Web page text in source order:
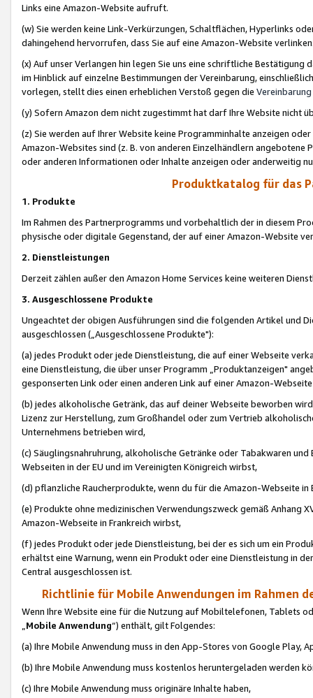
Links eine Amazon-Website aufruft.
(w) Sie werden keine Link-Verkürzungen, Schaltflächen, Hyperlinks
dahingehend hervorrufen, dass Sie auf eine Amazon-Website
(x) Auf unser Verlangen hin legen Sie uns eine schriftliche
im Hinblick auf einzelne Bestimmungen der Vereinbarung,
vorlegen, stellt dies einen erheblichen Verstoß gegen die Vereinbarung
(y) Sofern Amazon dem nicht zugestimmt hat darf Ihre Website nicht
(z) Sie werden auf Ihrer Website keine Programminhalte anzeigen
Amazon-Websites sind (z. B. von anderen Einzelhändlern
oder anderen Informationen oder Inhalte anzeigen oder anderweitig
Produktkatalog für das
1. Produkte
Im Rahmen des Partnerprogramms und vorbehaltlich der in diesem
physische oder digitale Gegenstand, der auf einer Amazon-Website
2. Dienstleistungen
Derzeit zählen außer den Amazon Home Services keine weiteren
3. Ausgeschlossene Produkte
Ungeachtet der obigen Ausführungen sind die folgenden Artikel und
ausgeschlossen („Ausgeschlossene Produkte"):
(a) jedes Produkt oder jede Dienstleistung, die auf einer Webseite
eine Dienstleistung, die über unser Programm „Produktanzeigen"
gesponserten Link oder einen anderen Link auf einer Amazon-
(b) jedes alkoholische Getränk, das auf deiner Webseite beworben
Lizenz zur Herstellung, zum Großhandel oder zum Vertrieb
Unternehmens betrieben wird,
(c) Säuglingsnahruhrung, alkoholische Getränke oder Tabakwaren
Webseiten in der EU und im Vereinigten Königreich wirbst,
(d) pflanzliche Raucherprodukte, wenn du für die Amazon-Webseite in
(e) Produkte ohne medizinischen Verwendungszweck gemäß Anhang
Amazon-Webseite in Frankreich wirbst,
(f) jedes Produkt oder jede Dienstleistung, bei der es sich um ein
erhältst eine Warnung, wenn ein Produkt oder eine Dienstleistung in
Central ausgeschlossen ist.
Richtlinie für Mobile Anwendungen im Rahmen
Wenn Ihre Website eine für die Nutzung auf Mobiltelefonen, Tablets
„Mobile Anwendung“) enthält, gilt Folgendes:
(a) Ihre Mobile Anwendung muss in den App-Stores von Google Play,
(b) Ihre Mobile Anwendung muss kostenlos heruntergeladen werden
(c) Ihre Mobile Anwendung muss originäre Inhalte haben,